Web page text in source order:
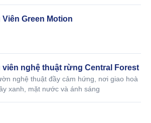
Viên Green Motion
viên nghệ thuật rừng Central Forest
nghệ thuật đầy cảm hứng, nơi giao hoà
xanh, mặt nước và ánh sáng